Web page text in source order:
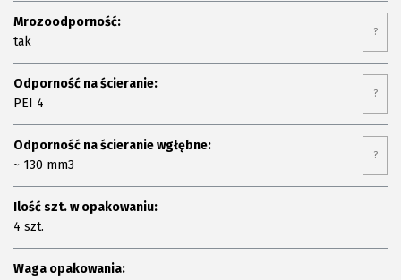
Mrozoodporność:
tak
?
Odporność na ścieranie:
PEI 4
?
Odporność na ścieranie wgłębne:
~ 130 mm3
?
Ilość szt. w opakowaniu:
4 szt.
Waga opakowania: